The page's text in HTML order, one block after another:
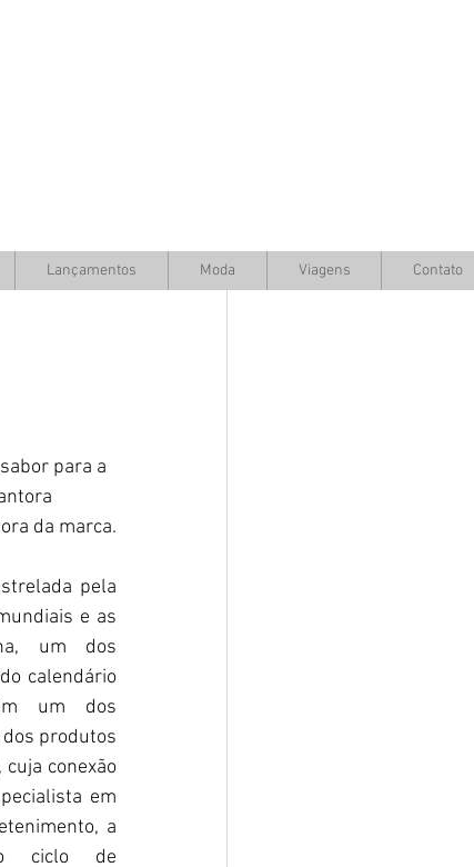
para a
da marca.
pela
e as
um dos
calendário
um dos
produtos
cuja conexão
em
a
ciclo de
Lançamentos Moda Viagens Contato